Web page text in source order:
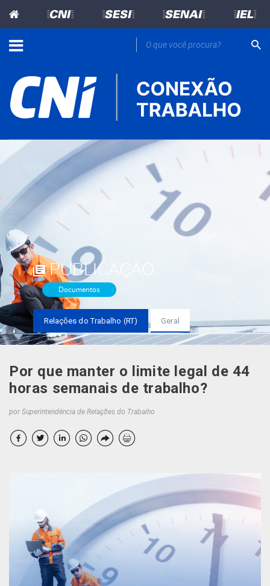
=CNI= =SESI= =SENAI= =IEL=
PUBLICAÇÃO
Documentos
Relações do Trabalho (RT) Geral
Por que manter o limite legal de 44
horas semanais de trabalho?
por Superintendência de Relações do Trabalho